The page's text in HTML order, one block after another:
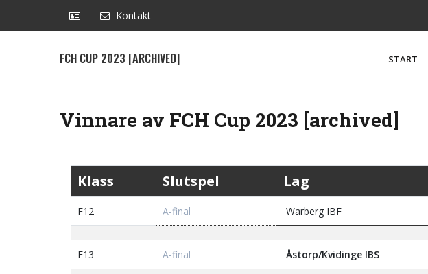
Kontakt
FCH CUP 2023 [ARCHIVED] START
Vinnare av FCH Cup 2023 [archived]
Klass Slutspel Lag
F12 A-final Warberg IBF
F13 A-final Åstorp/Kvidinge IBS